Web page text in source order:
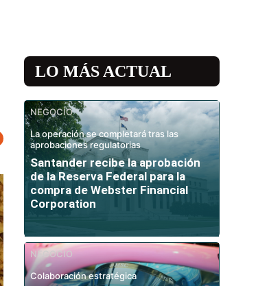
LO MÁS ACTUAL
NEGOCIO
La operación se completará tras las
aprobaciones regulatorias
Santander recibe la aprobación
de la Reserva Federal para la
compra de Webster Financial
Corporation
NEGOCIO
Colaboración estratégica